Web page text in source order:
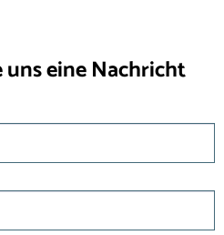
uns eine Nachricht